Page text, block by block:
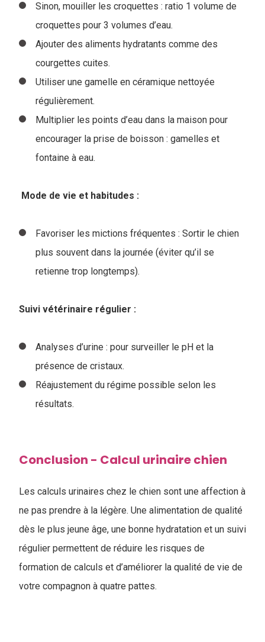
Sinon, mouiller les croquettes : ratio 1 volume de
croquettes pour 3 volumes d’eau.
Ajouter des aliments hydratants comme des
courgettes cuites.
Utiliser une gamelle en céramique nettoyée
régulièrement.
Multiplier les points d’eau dans la maison pour
encourager la prise de boisson : gamelles et
fontaine à eau.
Mode de vie et habitudes :
Favoriser les mictions fréquentes : Sortir le chien
plus souvent dans la journée (éviter qu’il se
retienne trop longtemps).
Suivi vétérinaire régulier :
Analyses d’urine : pour surveiller le pH et la
présence de cristaux.
Réajustement du régime possible selon les
résultats.
Conclusion - Calcul urinaire chien
Les calculs urinaires chez le chien sont une affection à
ne pas prendre à la légère. Une alimentation de qualité
dès le plus jeune âge, une bonne hydratation et un suivi
régulier permettent de réduire les risques de
formation de calculs et d’améliorer la qualité de vie de
votre compagnon à quatre pattes.